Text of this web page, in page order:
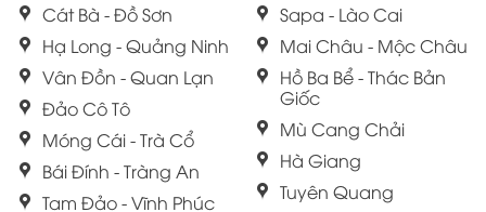
Cát Bà - Đồ Sơn
Hạ Long - Quảng Ninh
Vân Đồn - Quan Lạn
Đảo Cô Tô
Móng Cái - Trà Cổ
Bái Đính - Tràng An
Tam Đảo - Vĩnh Phúc
Sapa - Lào Cai
Mai Châu - Mộc Châu
Hồ Ba Bể - Thác Bản
Giốc
Mù Cang Chải
Hà Giang
Tuyên Quang